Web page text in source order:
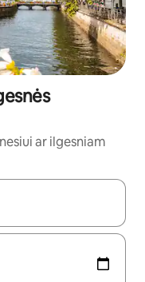
ar ilgesniam
naršyti galite